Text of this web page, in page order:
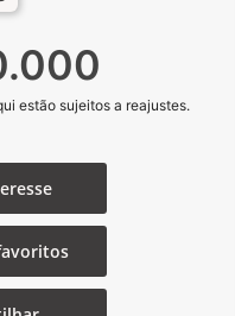
estão sujeitos a reajustes.